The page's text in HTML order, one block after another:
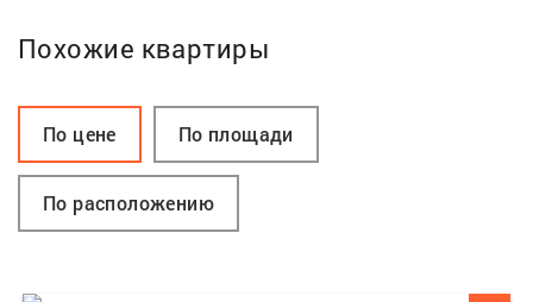
Похожие квартиры
По цене По площади
По расположению